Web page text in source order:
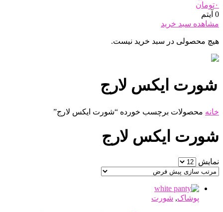
۰تومان
0 آیتم
مشاهده سبد خرید
هیچ محصولی در سبد خرید نیست.
شورت ایکس لارج
خانه محصولات برچسب خورده “شورت ایکس لارج”
شورت ایکس لارج
نمایش
پوشاک, شورت